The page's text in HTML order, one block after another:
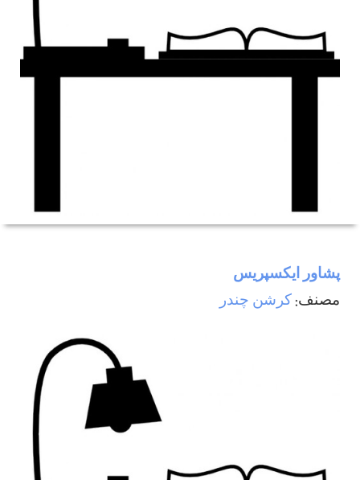
پشاور ايكسپريس
مصنف:کرشن چندر